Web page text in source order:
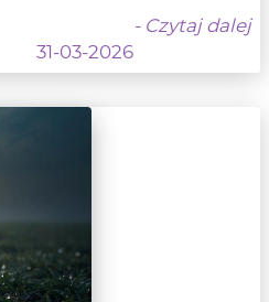
- Czytaj dalej
31-03-2026